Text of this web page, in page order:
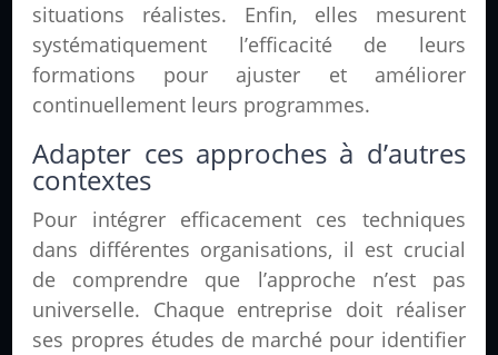
situations réalistes. Enfin, elles mesurent
systématiquement l’efficacité de leurs
formations pour ajuster et améliorer
continuellement leurs programmes.
Adapter ces approches à d’autres
contextes
Pour intégrer efficacement ces techniques
dans différentes organisations, il est crucial
de comprendre que l’approche n’est pas
universelle. Chaque entreprise doit réaliser
ses propres études de marché pour identifier